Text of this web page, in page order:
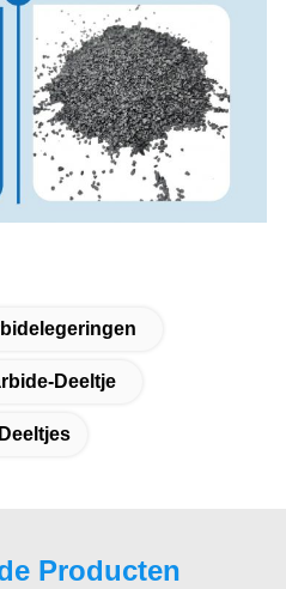
Deeltje
Producten